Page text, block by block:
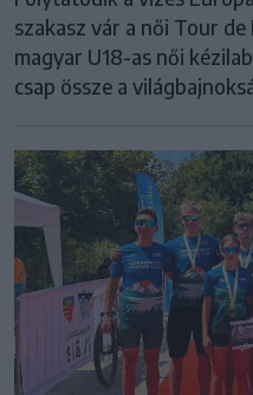
szakasz vár a női Tour
magyar U18-as női
csap össze a